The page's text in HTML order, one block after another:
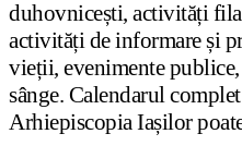
duhovnicești, activități
activități de informare și
vieții, evenimente
sânge. Calendarul
Arhiepiscopia Iașilor